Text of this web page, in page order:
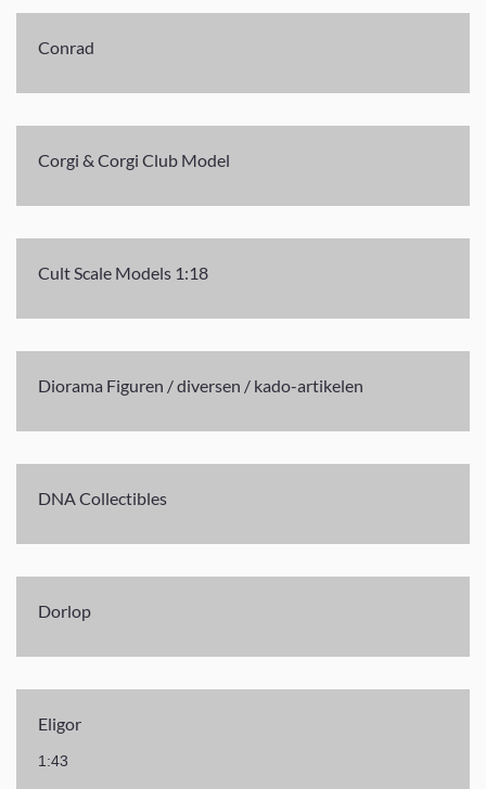
Conrad
Corgi & Corgi Club Model
Cult Scale Models 1:18
Diorama Figuren / diversen / kado-artikelen
DNA Collectibles
Dorlop
Eligor
1:43